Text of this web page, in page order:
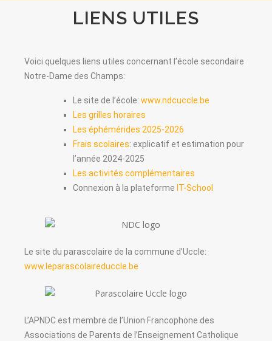
LIENS UTILES
Voici quelques liens utiles concernant l’école secondaire
Notre-Dame des Champs:
Le site de l’école: www.ndcuccle.be
Les grilles horaires
Les éphémérides 2025-2026
Frais scolaires: explicatif et estimation pour
l’année 2024-2025
Les activités complémentaires
Connexion à la plateforme IT-School
Le site du parascolaire de la commune d’Uccle:
www.leparascolaireduccle.be
L’APNDC est membre de l’Union Francophone des
Associations de Parents de l’Enseignement Catholique